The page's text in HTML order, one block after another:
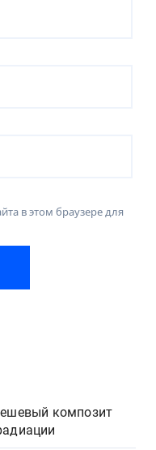
в этом браузере для
композит